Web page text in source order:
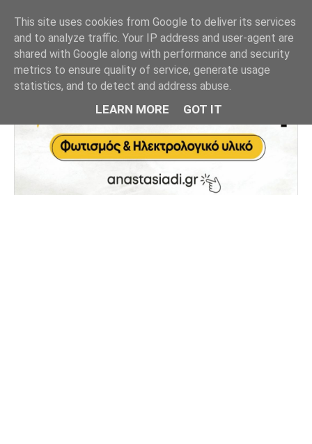
This site uses cookies from Google to deliver its services
and to analyze traffic. Your IP address and user-agent are
shared with Google along with performance and security
metrics to ensure quality of service, generate usage
statistics, and to detect and address abuse.
LEARN MORE GOT IT